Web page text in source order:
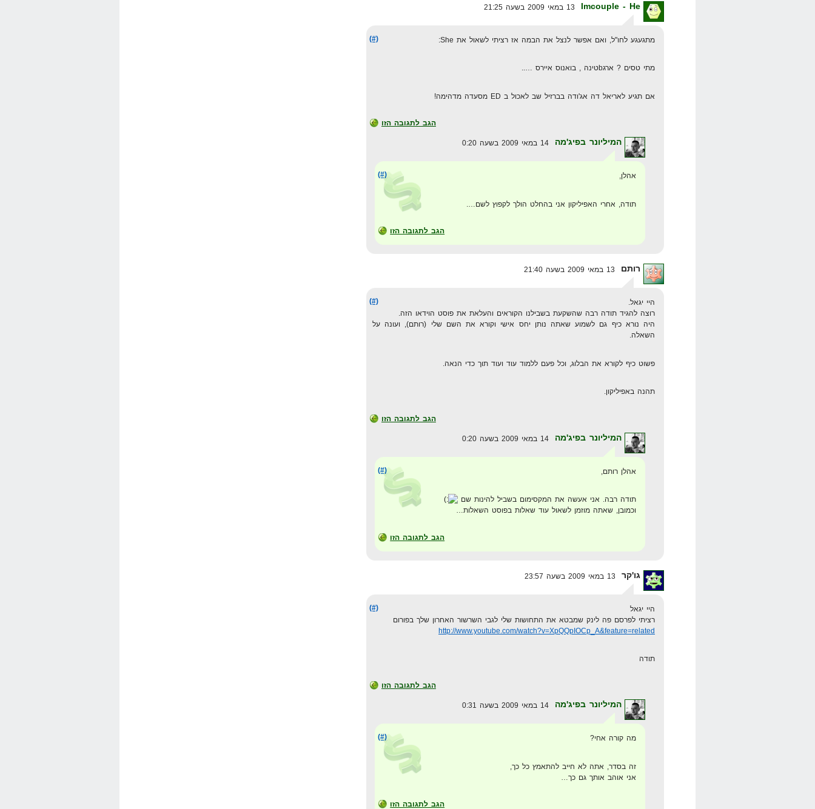
Imcouple - He
(#) מתגעגע לחו"ל, ואם אפשר לנצל את הבמה אז רציתי לשאול את She:
מתי טסים ? ארגbטינה , בואנוס איירס …..
אם תגיע לאריאל דה אג'ודה בברזיל שב לאכול ב ED מסעדה מדהימה!
הגב לתגובה הזו
המיליונר בפיג'מה
(#) אהלן,
תודה, אחרי האפיליקון אני בהחלט הולך לקפוץ לשם….
הגב לתגובה הזו
רותם
(#)
היי יגאל.
רוצה להגיד תודה רבה שהשקעת בשבילנו הקוראים והעלאת את פוסט הוידאו הזה.
היה נורא כיף גם לשמוע שאתה נותן יחס אישי וקורא את השם שלי (רותם), ועונה על
השאלה.
פשוט כיף לקורא את הבלוג, וכל פעם ללמוד עוד ועוד תוך כדי הנאה.
תהנה באפיליקון.
הגב לתגובה הזו
המיליונר בפיג'מה
(#) אהלן רותם,
תודה רבה. אני אעשה את המקסימום בשביל להינות שם
וכמובן, שאתה מוזמן לשאול עוד שאלות בפוסט השאלות…
הגב לתגובה הזו
גו'קר
(#)
היי יגאל
רציתי לפרסם פה לינק שמבטא את התחושות שלי לגבי השרשור האחרון שלך בפורום
http://www.youtube.com/watch?v=XpQQpIOCp_A&feature=related
תודה
הגב לתגובה הזו
המיליונר בפיג'מה
(#) מה קורה אחי?
זה בסדר, אתה לא חייב להתאמץ כל כך,
אני אוהב אותך גם כך…
הגב לתגובה הזו